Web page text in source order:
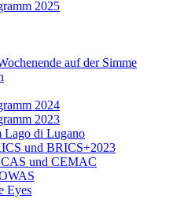
2025
auf der Simme
2024
2023
Lago di Lugano
und BRICS+2023
und CEMAC
Eyes